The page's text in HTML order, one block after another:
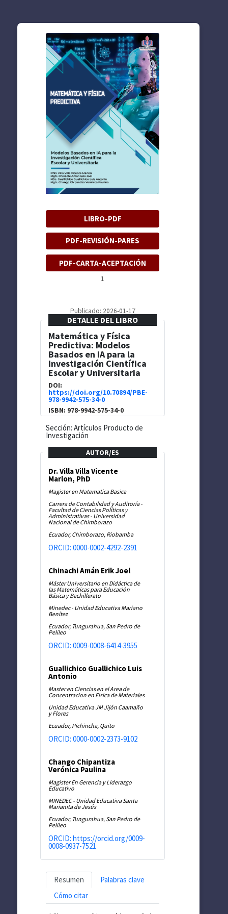
LIBRO-PDF
PDF-REVISIÓN-PARES
PDF-CARTA-ACEPTACIÓN
1
Publicado: 2026-01-17
DETALLE DEL LIBRO
Matemática y Física
Predictiva: Modelos
Basados en IA para la
Investigación Científica
Escolar y Universitaria
DOI:
https://doi.org/10.70894/PBE-
978-9942-575-34-0
ISBN: 978-9942-575-34-0
Sección: Artículos Producto de
Investigación
AUTOR/ES
Dr. Villa Villa Vicente
Marlon, PhD
Magister en Matematica Basica
Carrera de Contabilidad y Auditoría -
Facultad de Ciencias Políticas y
Administrativas - Universidad
Nacional de Chimborazo
Ecuador, Chimborazo, Riobamba
ORCID: 0000-0002-4292-2391
Chinachi Amán Erik Joel
Máster Universitario en Didáctica de
las Matemáticas para Educación
Básica y Bachillerato
Minedec - Unidad Educativa Mariano
Benítez
Ecuador, Tungurahua, San Pedro de
Pelileo
ORCID: 0009-0008-6414-3955
Guallichico Guallichico Luis
Antonio
Master en Ciencias en el Area de
Concentracion en Fisica de Materiales
Unidad Educativa JM Jijón Caamaño
y Flores
Ecuador, Pichincha, Quito
ORCID: 0000-0002-2373-9102
Chango Chipantiza
Verónica Paulina
Magister En Gerencia y Liderazgo
Educativo
MINEDEC - Unidad Educativa Santa
Marianita de Jesús
Ecuador, Tungurahua, San Pedro de
Pelileo
ORCID: https://orcid.org/0009-
0008-0937-7521
Resumen
Palabras clave
Cómo citar